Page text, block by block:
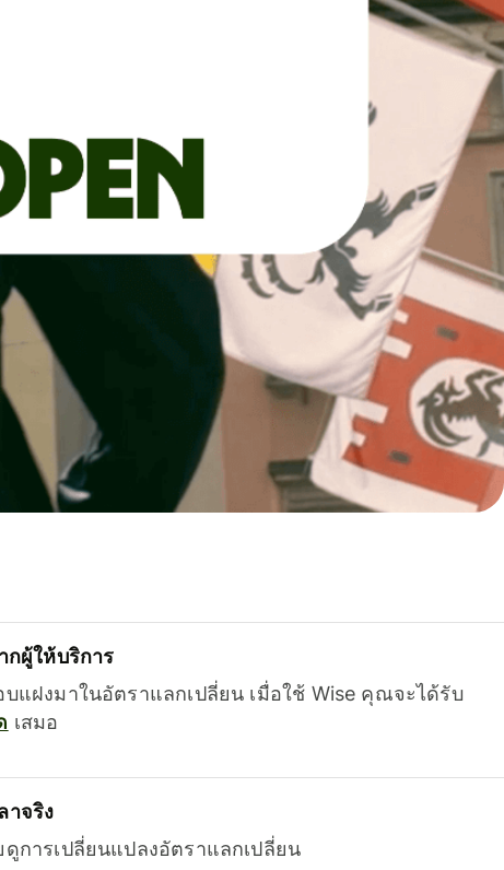
กผู้ให้บริการ
แฝงมาในอัตราแลกเปลี่ยน เมื่อใช้ Wise คุณจะได้รับ
เสมอ
าจริง
การเปลี่ยนแปลงอัตราแลกเปลี่ยน